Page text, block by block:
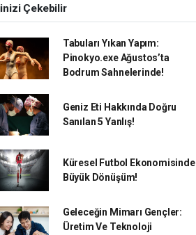
Çekebilir
Tabuları Yıkan Yapım:
Pinokyo.exe Ağustos’ta
Bodrum Sahnelerinde!
Geniz Eti Hakkında Doğru
Sanılan 5 Yanlış!
Küresel Futbol Ekonomisinde
Büyük Dönüşüm!
Geleceğin Mimarı Gençler:
Üretim Ve Teknoloji